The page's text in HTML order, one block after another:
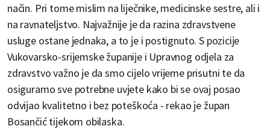
način. Pri tome mislim na liječnike, medicinske sestre, ali i
na ravnateljstvo. Najvažnije je da razina zdravstvene
usluge ostane jednaka, a to je i postignuto. S pozicije
Vukovarsko-srijemske županije i Upravnog odjela za
zdravstvo važno je da smo cijelo vrijeme prisutni te da
osiguramo sve potrebne uvjete kako bi se ovaj posao
odvijao kvalitetno i bez poteškoća - rekao je župan
Bosančić tijekom obilaska.